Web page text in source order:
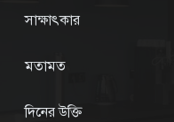
সাক্ষাৎকার
মতামত
দিনের উক্তি